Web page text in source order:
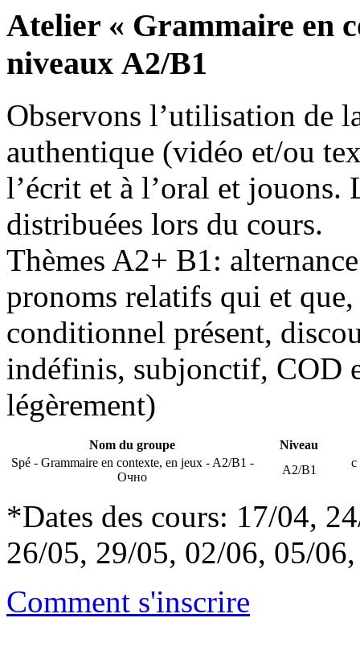
Atelier « Grammaire en
niveaux А2/В1
Observons l’utilisation de
authentique (vidéo et/ou
l’écrit et à l’oral et jouons.
distribuées lors du cours.
Thèmes A2+ B1:
pronoms relatifs qui et
conditionnel présent,
indéfinis, subjonctif, COD
légèrement)
Nom du groupe
Niveau
Spé - Grammaire en contexte, en jeux - A2/B1 -
Очно
А2/В1
с
*Dates des cours: 17/04,
26/05, 29/05, 02/06, 05/
Comment s'inscrire